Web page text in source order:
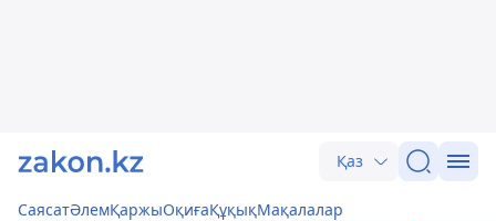
Қаз
СаясатӘлемҚаржыОқиғаҚұқықМақалалар